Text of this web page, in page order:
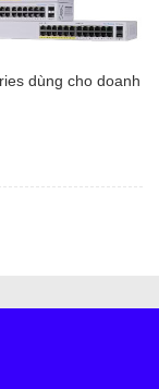
dùng cho doanh